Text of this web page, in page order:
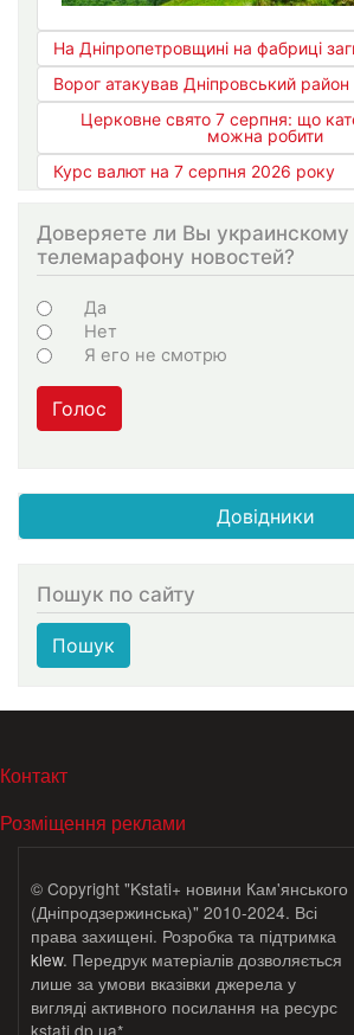
На Дніпропетровщині на фабриці
Ворог атакував Дніпровський район
Церковне свято 7 серпня: що
можна робити
Курс валют на 7 серпня 2026 року
Доверяете ли Вы украинскому
телемарафону новостей?
Choices
Да
Нет
Я его не смотрю
Голос
Довідники
Пошук по сайту
Пошук
МЕНЮ В ПОДВАЛЕ
Контакт
Розміщення реклами
© Copyright "Kstati+ новини Кам'янського
(Дніпродзержинська)" 2010-2024. Всі
права захищені. Розробка та підтримка
klew. Передрук матеріалів дозволяється
лише за умови вказівки джерела у
вигляді активного посилання на ресурс
kstati.dp.ua*.